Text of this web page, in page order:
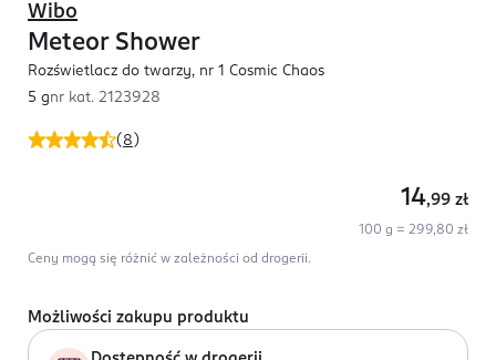
( 8 )
Wibo
Meteor Shower
Rozświetlacz do twarzy, nr 1 Cosmic Chaos
5 gnr kat. 2123928
14,99 zł
100 g = 299,80 zł
Ceny mogą się różnić w zależności od drogerii.
Możliwości zakupu produktu